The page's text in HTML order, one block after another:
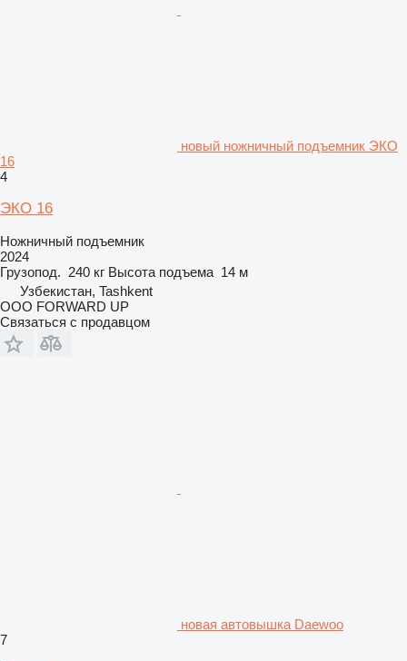
новый ножничный подъемник ЭКО
16
4
ЭКО 16
Ножничный подъемник
2024
Грузопод. 240 кг Высота подъема 14 м
Узбекистан, Tashkent
OOO FORWARD UP
Связаться с продавцом
новая автовышка Daewoo
7